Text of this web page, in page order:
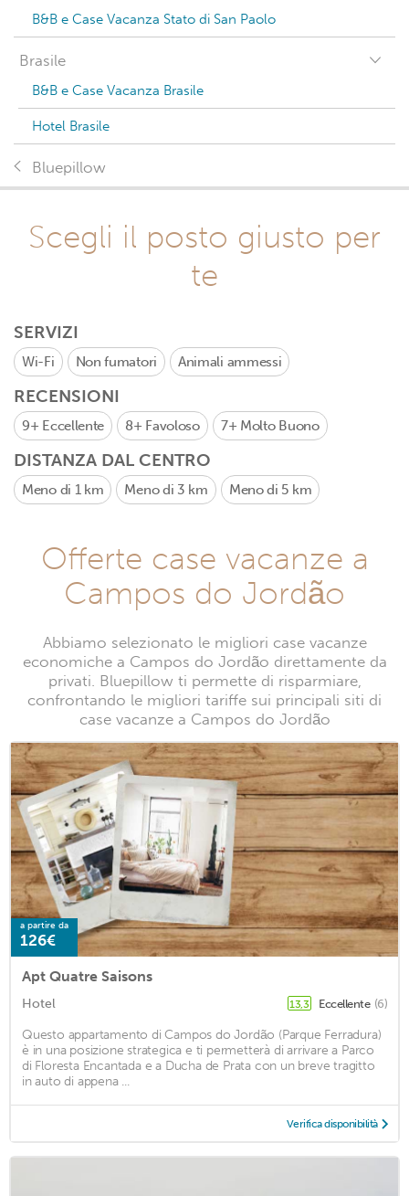
B&B e Case Vacanza Stato di San Paolo
Brasile
B&B e Case Vacanza Brasile
Hotel Brasile
Bluepillow
Scegli il posto giusto per
te
SERVIZI
Wi-Fi Non fumatori Animali ammessi
RECENSIONI
9+ Eccellente 8+ Favoloso 7+ Molto Buono
DISTANZA DAL CENTRO
Meno di 1 km Meno di 3 km Meno di 5 km
Offerte case vacanze a
Campos do Jordão
Abbiamo selezionato le migliori case vacanze
economiche a Campos do Jordão direttamente da
privati. Bluepillow ti permette di risparmiare,
confrontando le migliori tariffe sui principali siti di
case vacanze a Campos do Jordão
a partire da
126€
Apt Quatre Saisons
Hotel 13,3 Eccellente (6)
Questo appartamento di Campos do Jordão (Parque Ferradura)
è in una posizione strategica e ti permetterà di arrivare a Parco
di Floresta Encantada e a Ducha de Prata con un breve tragitto
in auto di appena ...
Verifica disponibilità